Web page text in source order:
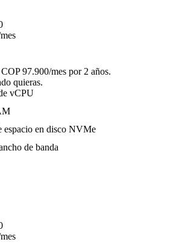
97.900/mes por 2 años.
quieras.
vCPU
espacio en disco NVMe
de banda